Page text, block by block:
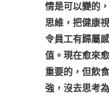
情是可以變的
思維，把健康
令員工有歸屬
值。現在愈來
重要的，但飲
強，沒去思考